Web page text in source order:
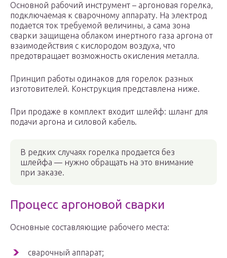
Основной рабочий инструмент – аргоновая горелка,
подключаемая к сварочному аппарату. На электрод
подается ток требуемой величины, а сама зона
сварки защищена облаком инертного газа аргона от
взаимодействия с кислородом воздуха, что
предотвращает возможность окисления металла.
Принцип работы одинаков для горелок разных
изготовителей. Конструкция представлена ниже.
При продаже в комплект входит шлейф: шланг для
подачи аргона и силовой кабель.
В редких случаях горелка продается без
шлейфа — нужно обращать на это внимание
при заказе.
Процесс аргоновой сварки
Основные составляющие рабочего места:
сварочный аппарат;